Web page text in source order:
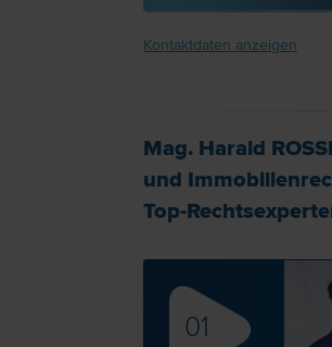
Kontaktdaten anzeigen
Mag. Harald
und
Top-
01